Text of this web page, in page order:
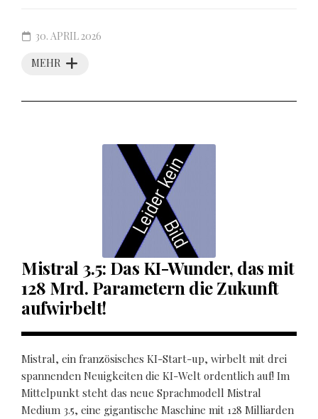
MEHR
30. APRIL 2026
Mistral 3.5: Das KI-Wunder, das mit
128 Mrd. Parametern die Zukunft
aufwirbelt!
Mistral, ein französisches KI-Start-up, wirbelt mit drei
spannenden Neuigkeiten die KI-Welt ordentlich auf! Im
Mittelpunkt steht das neue Sprachmodell Mistral
Medium 3.5, eine gigantische Maschine mit 128 Milliarden